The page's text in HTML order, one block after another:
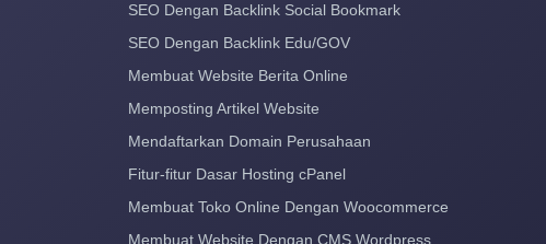
SEO Dengan Backlink Social Bookmark
SEO Dengan Backlink Edu/GOV
Membuat Website Berita Online
Memposting Artikel Website
Mendaftarkan Domain Perusahaan
Fitur-fitur Dasar Hosting cPanel
Membuat Toko Online Dengan Woocommerce
Membuat Website Dengan CMS Wordpress